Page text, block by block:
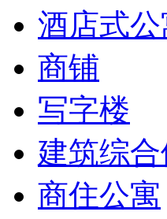
酒店式公
商铺
写字楼
建筑综合
商住公寓